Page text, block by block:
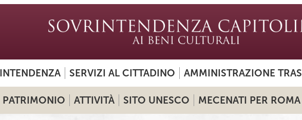
SERVIZI AL CITTADINO AMMINISTRAZIONE
PATRIMONIO ATTIVITÀ SITO UNESCO MECENATI PER ROMA